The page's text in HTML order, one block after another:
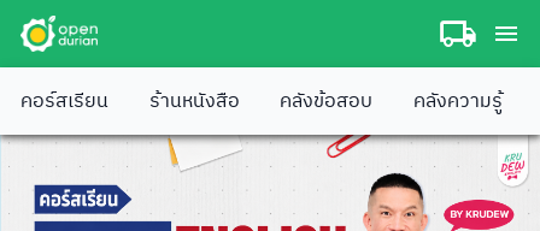
คอร์สเรียน ร้านหนังสือ คลังข้อสอบ คลังความรู้